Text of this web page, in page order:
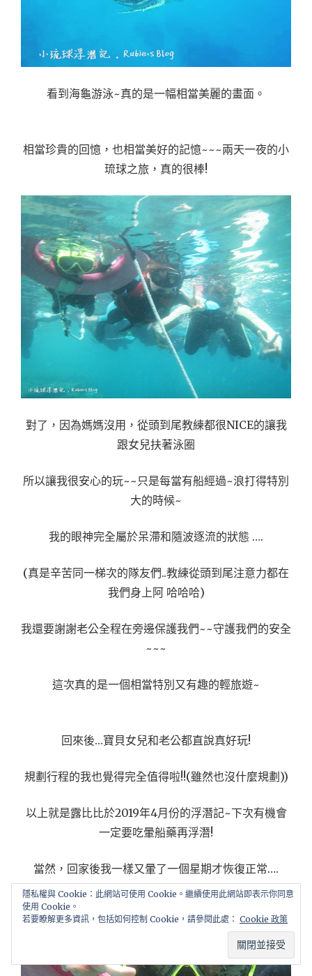
看到海龜游泳~真的是一幅相當美麗的畫面。
相當珍貴的回憶，也相當美好的記憶~~~兩天一夜的小
琉球之旅，真的很棒!
對了，因為媽媽沒用，從頭到尾教練都很NICE的讓我
跟女兒扶著泳圈
所以讓我很安心的玩~~只是每當有船經過~浪打得特別
大的時候~
我的眼神完全屬於呆滯和隨波逐流的狀態 ….
(真是辛苦同一梯次的隊友們..教練從頭到尾注意力都在
我們身上阿 哈哈哈)
我還要謝謝老公全程在旁邊保護我們~~守護我們的安全
~~~
這次真的是一個相當特別又有趣的輕旅遊~
回來後…寶貝女兒和老公都直說真好玩!
規劃行程的我也覺得完全值得啦!!(雖然也沒什麼規劃))
以上就是露比比於2019年4月份的浮潛記~下次有機會
一定要吃暈船藥再浮潛!
當然，回家後我一樣又暈了一個星期才恢復正常….
隱私權與 Cookie：此網站可使用 Cookie。繼續使用此網站即表示你同意
使用 Cookie。
若要瞭解更多資訊，包括如何控制 Cookie，請參閱此處： Cookie 政策